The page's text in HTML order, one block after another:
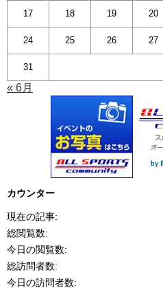
17 18 19 20
24 25 26 27
31
« 6月
カウンター
現在の記事:
総閲覧数:
今日の閲覧数:
総訪問者数:
今日の訪問者数: